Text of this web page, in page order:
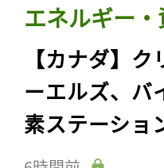
エネルギー
【カナダ】
ーエルズ、バ
素ステーショ